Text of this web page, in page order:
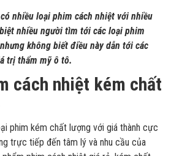
nhiều loại phim cách nhiệt với nhiều
nhiều người tìm tới các loại phim
không biết điều này dẫn tới các
trị thẩm mỹ ô tô.
cách nhiệt kém chất
phim kém chất lượng với giá thành cực
trực tiếp đến tâm lý và nhu cầu của